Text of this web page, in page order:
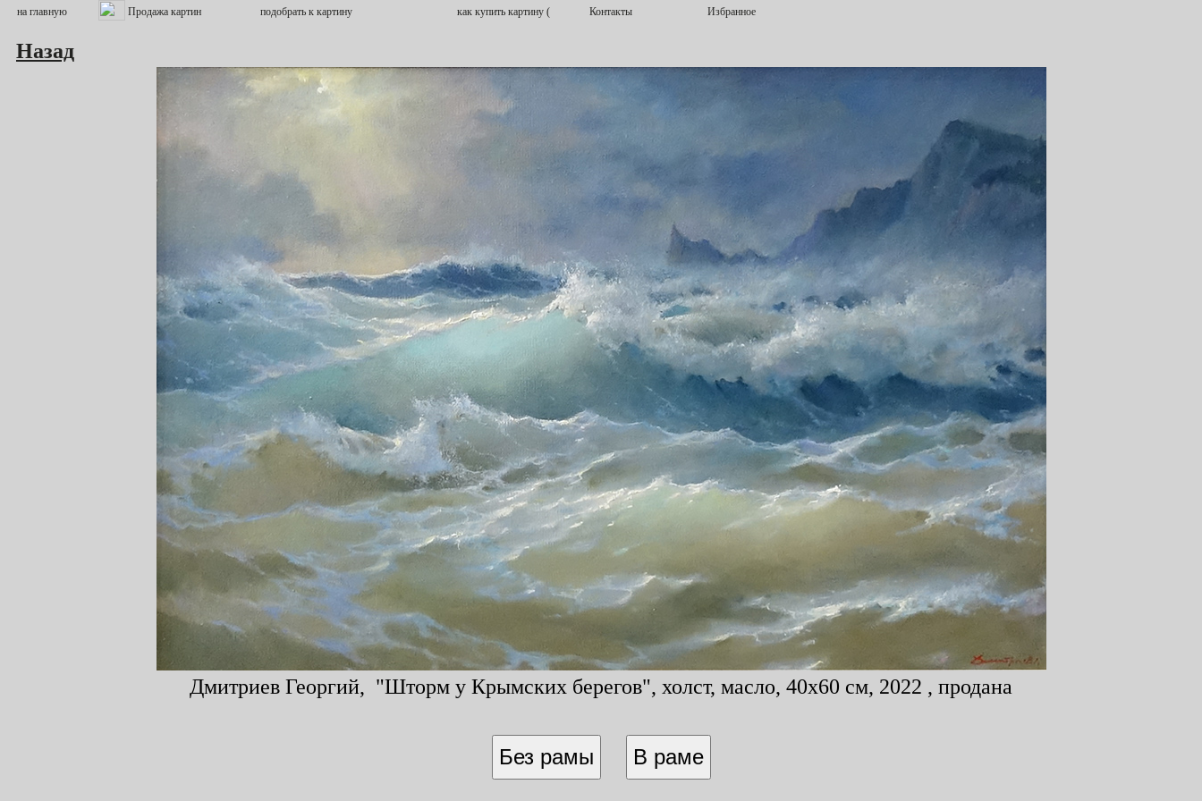
Назад
Дмитриев Георгий, "Шторм у Крымских берегов", холст, масло, 40x60 см, 2022 , продана
Без рамы В раме